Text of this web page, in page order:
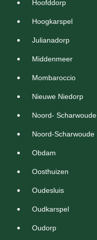
Hoofddorp
Hoogkarspel
Julianadorp
Middenmeer
Mombaroccio
Nieuwe Niedorp
Noord- Scharwoude
Noord-Scharwoude
Obdam
Oosthuizen
Oudesluis
Oudkarspel
Oudorp